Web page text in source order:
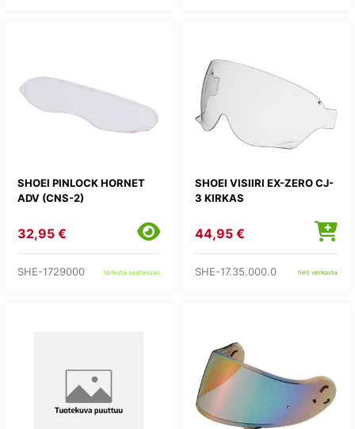
SHOEI PINLOCK HORNET
ADV (CNS-2)
32,95 €
SHE-1729000 tarkista saatavuus
SHOEI VISIIRI EX-ZERO CJ-
3 KIRKAS
44,95 €
SHE-17.35.000.0 heti verkosta